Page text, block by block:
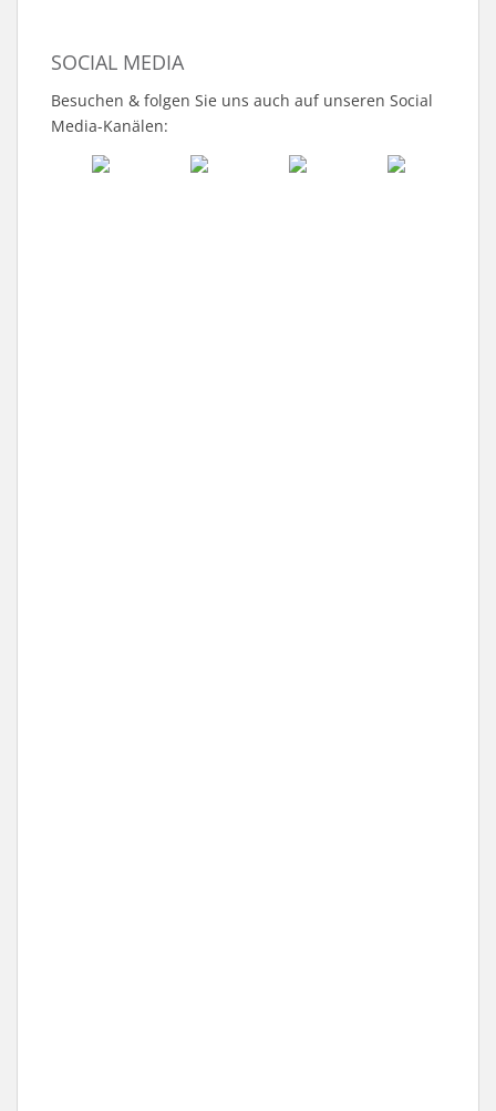
SOCIAL MEDIA
Besuchen & folgen Sie uns auch auf unseren Social
Media-Kanälen: